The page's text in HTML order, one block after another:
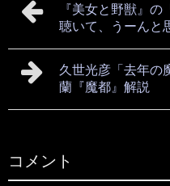
『美女と野獣』
聴いて、うーんと
久世光彦「去年
蘭『魔都』解説
コメント